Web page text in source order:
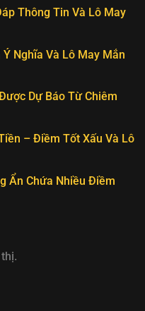
Thông Tin Và Lô May
Nghĩa Và Lô May Mắn
Dự Báo Từ Chiêm
– Điềm Tốt Xấu Và Lô
Ẩn Chứa Nhiều Điềm